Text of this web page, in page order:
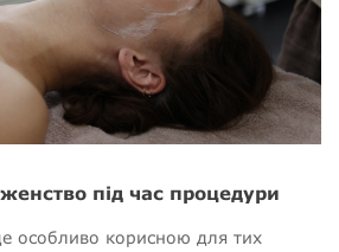
під час процедури
особливо корисною для тих